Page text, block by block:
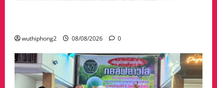
wuthiphong2 08/08/2026 0